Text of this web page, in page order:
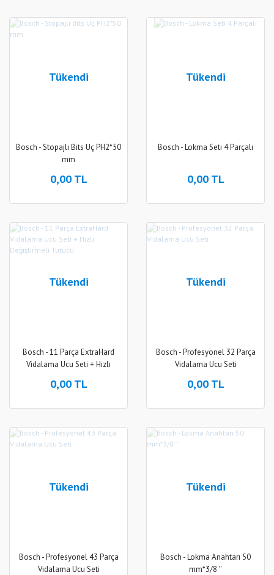
Tükendi
Bosch - Stopajlı Bits Uç PH2*50
mm
0,00 TL
Tükendi
Bosch - Lokma Seti 4 Parçalı
0,00 TL
Tükendi
Bosch - 11 Parça ExtraHard
Vidalama Ucu Seti + Hızlı
0,00 TL
Tükendi
Bosch - Profesyonel 32 Parça
Vidalama Ucu Seti
0,00 TL
Tükendi
Bosch - Profesyonel 43 Parça
Vidalama Ucu Seti
Tükendi
Bosch - Lokma Anahtarı 50
mm*3/8 ''